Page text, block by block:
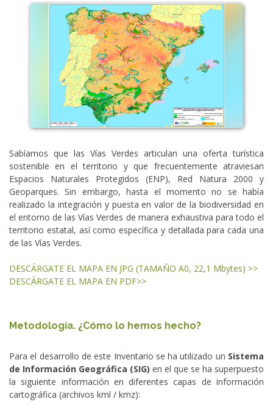
Sabíamos que las Vías Verdes articulan una oferta turística
sostenible en el territorio y que frecuentemente atraviesan
Espacios Naturales Protegidos (ENP), Red Natura 2000 y
Geoparques. Sin embargo, hasta el momento no se había
realizado la integración y puesta en valor de la biodiversidad en
el entorno de las Vías Verdes de manera exhaustiva para todo el
territorio estatal, así como específica y detallada para cada una
de las Vías Verdes.
DESCÁRGATE EL MAPA EN JPG (TAMAÑO A0, 22,1 Mbytes) >>
DESCÁRGATE EL MAPA EN PDF>>
Metodología. ¿Cómo lo hemos hecho?
Para el desarrollo de este Inventario se ha utilizado un Sistema
de Información Geográfica (SIG) en el que se ha superpuesto
la siguiente información en diferentes capas de información
cartográfica (archivos kml / kmz):